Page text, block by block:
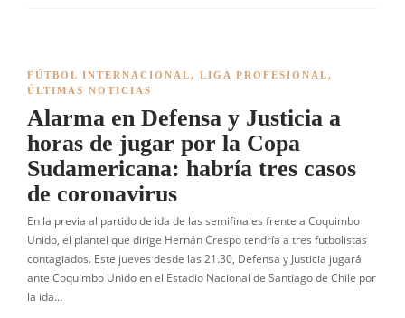
FÚTBOL INTERNACIONAL, LIGA PROFESIONAL,
ÚLTIMAS NOTICIAS
Alarma en Defensa y Justicia a
horas de jugar por la Copa
Sudamericana: habría tres casos
de coronavirus
En la previa al partido de ida de las semifinales frente a Coquimbo
Unido, el plantel que dirige Hernán Crespo tendría a tres futbolistas
contagiados. Este jueves desde las 21.30, Defensa y Justicia jugará
ante Coquimbo Unido en el Estadio Nacional de Santiago de Chile por
la ida…